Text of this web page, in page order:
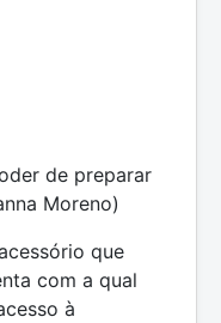
de preparar
Moreno)
que
com a qual
à